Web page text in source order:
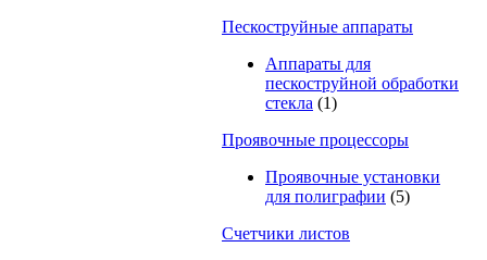
Пескоструйные аппараты
Аппараты для
пескоструйной обработки
стекла (1)
Проявочные процессоры
Проявочные установки
для полиграфии (5)
Счетчики листов